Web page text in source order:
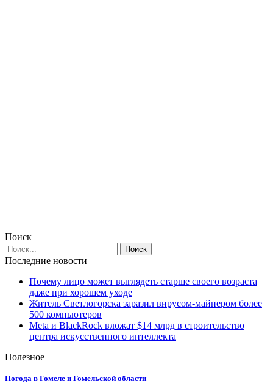
Поиск
Последние новости
Почему лицо может выглядеть старше своего возраста
даже при хорошем уходе
Житель Светлогорска заразил вирусом-майнером более
500 компьютеров
Meta и BlackRock вложат $14 млрд в строительство
центра искусственного интеллекта
Полезное
Погода в Гомеле и Гомельской области